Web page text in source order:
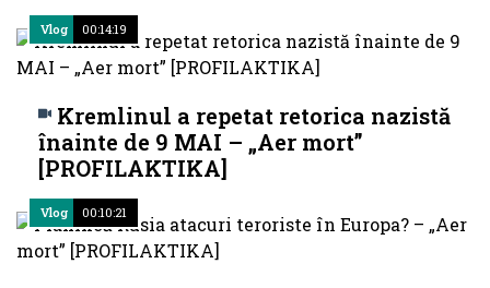
Kremlinul a repetat retorica nazistă
înainte de 9 MAI – „Aer mort”
[PROFILAKTIKA]
Vlog 00:14:19
Vlog 00:10:21